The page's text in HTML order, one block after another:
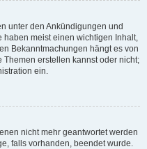
unter den Ankündigungen und
haben meist einen wichtigen Inhalt,
Bekanntmachungen hängt es von
erstellen kannst oder nicht;
ein.
nicht mehr geantwortet werden
falls vorhanden, beendet wurde.